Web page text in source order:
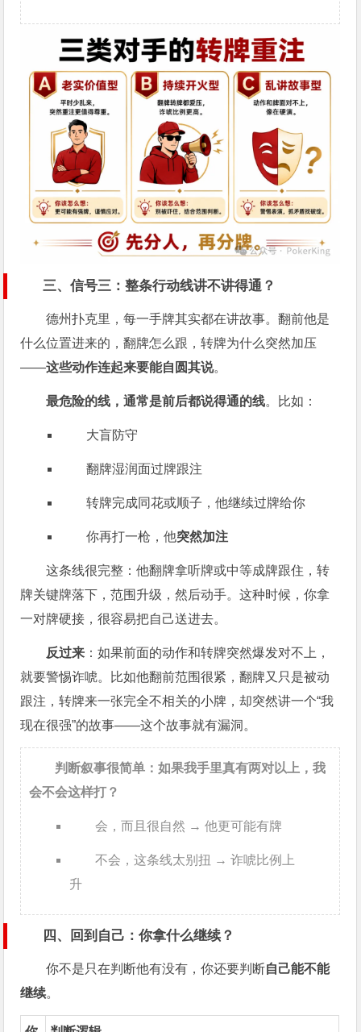
三、信号三：整条行动线讲不讲得通？
德州扑克里，每一手牌其实都在讲故事。翻前他是
什么位置进来的，翻牌怎么跟，转牌为什么突然加压
——这些动作连起来要能自圆其说。
最危险的线，通常是前后都说得通的线。比如：
大盲防守
翻牌湿润面过牌跟注
转牌完成同花或顺子，他继续过牌给你
你再打一枪，他突然加注
这条线很完整：他翻牌拿听牌或中等成牌跟住，转
牌关键牌落下，范围升级，然后动手。这种时候，你拿
一对牌硬接，很容易把自己送进去。
反过来 ：如果前面的动作和转牌突然爆发对不上，
就要警惕诈唬。比如他翻前范围很紧，翻牌又只是被动
跟注，转牌来一张完全不相关的小牌，却突然讲一个“我
现在很强”的故事——这个故事就有漏洞。
判断叙事很简单：如果我手里真有两对以上，我
会不会这样打？
会，而且很自然 → 他更可能有牌
不会，这条线太别扭 → 诈唬比例上
升
四、回到自己：你拿什么继续？
你不是只在判断他有没有，你还要判断自己能不能
继续。